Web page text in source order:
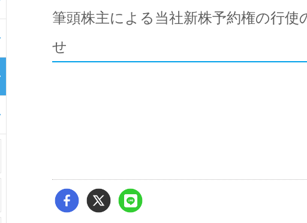
筆頭株主による当社新株予約権の行
せ